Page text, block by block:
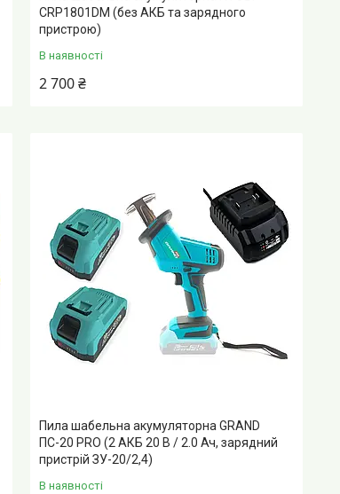
CRP1801DM (без АКБ та зарядного
пристрою)
В наявності
2 700 ₴
Пила шабельна акумуляторна GRAND
ПС-20 PRO (2 АКБ 20 В / 2.0 Ач, зарядний
пристрій ЗУ-20/2,4)
В наявності